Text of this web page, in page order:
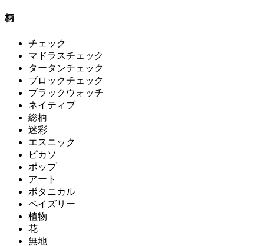
柄
チェック
マドラスチェック
タータンチェック
ブロックチェック
ブラックウォッチ
ネイティブ
総柄
迷彩
エスニック
ピカソ
ポップ
アート
ボタニカル
ペイズリー
植物
花
無地